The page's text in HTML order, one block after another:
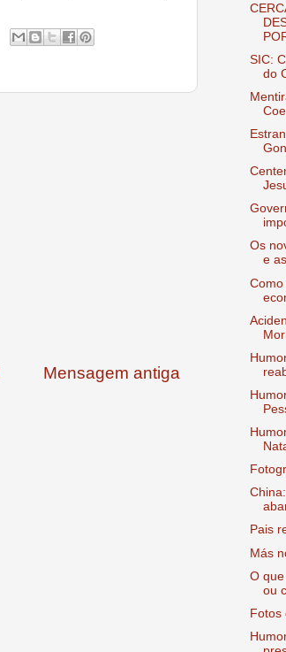
Mensagem antiga
SIC:
do
Os
e
Pais
Más
O
ou
Fotos